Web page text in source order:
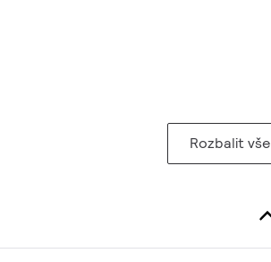
Rozbalit vše